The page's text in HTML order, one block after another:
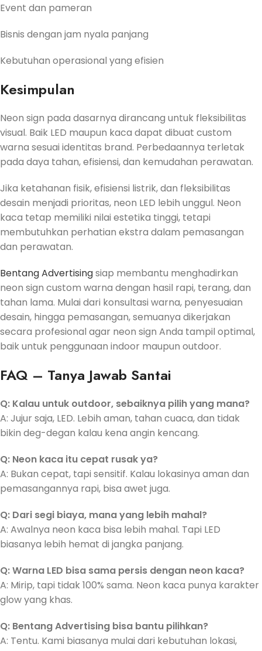
Event dan pameran
Bisnis dengan jam nyala panjang
Kebutuhan operasional yang efisien
Kesimpulan
Neon sign pada dasarnya dirancang untuk fleksibilitas
visual. Baik LED maupun kaca dapat dibuat custom
warna sesuai identitas brand. Perbedaannya terletak
pada daya tahan, efisiensi, dan kemudahan perawatan.
Jika ketahanan fisik, efisiensi listrik, dan fleksibilitas
desain menjadi prioritas, neon LED lebih unggul. Neon
kaca tetap memiliki nilai estetika tinggi, tetapi
membutuhkan perhatian ekstra dalam pemasangan
dan perawatan.
Bentang Advertisingsiap membantu menghadirkan
neon sign custom warna dengan hasil rapi, terang, dan
tahan lama. Mulai dari konsultasi warna, penyesuaian
desain, hingga pemasangan, semuanya dikerjakan
secara profesional agar neon sign Anda tampil optimal,
baik untuk penggunaan indoor maupun outdoor.
FAQ – Tanya Jawab Santai
Q: Kalau untuk outdoor, sebaiknya pilih yang mana?
A: Jujur saja, LED. Lebih aman, tahan cuaca, dan tidak
bikin deg-degan kalau kena angin kencang.
Q: Neon kaca itu cepat rusak ya?
A: Bukan cepat, tapi sensitif. Kalau lokasinya aman dan
pemasangannya rapi, bisa awet juga.
Q: Dari segi biaya, mana yang lebih mahal?
A: Awalnya neon kaca bisa lebih mahal. Tapi LED
biasanya lebih hemat di jangka panjang.
Q: Warna LED bisa sama persis dengan neon kaca?
A: Mirip, tapi tidak 100% sama. Neon kaca punya karakter
glow yang khas.
Q: Bentang Advertising bisa bantu pilihkan?
A: Tentu. Kami biasanya mulai dari kebutuhan lokasi,